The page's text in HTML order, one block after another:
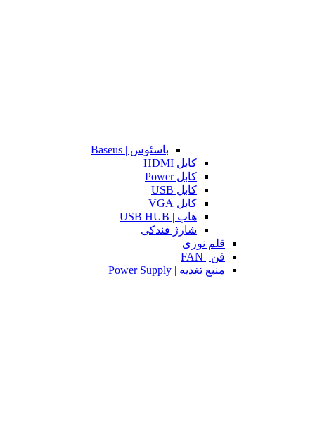
باسئوس | Baseus
کابل HDMI
کابل Power
کابل USB
کابل VGA
هاب | USB HUB
شارژ فندکی
قلم نوری
فن | FAN
منبع تغذیه | Power Supply